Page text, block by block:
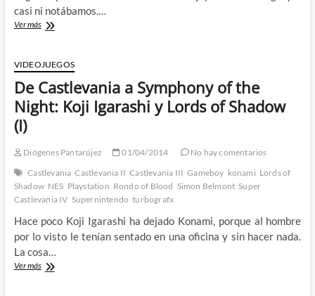
casi ni notábamos.…
Ver másDe
the
Night
a
Harmony
of
Igarashi
Lords
of
Shadow
VIDEOJUEGOS
De Castlevania a Symphony of the
Night: Koji Igarashi y Lords of Shadow
(I)
Diógenes Pantarújez 01/04/2014
No hay comentarios
Castlevania Castlevania II Castlevania III Gameboy konami Lords of
Shadow NES Playstation Rondo of Blood Simon Belmont Super
Castlevania IV Supernintendo turbografx
Hace poco Koji Igarashi ha dejado Konami, porque al hombre
por lo visto le tenían sentado en una oficina y sin hacer nada.
La cosa…
Ver másDe